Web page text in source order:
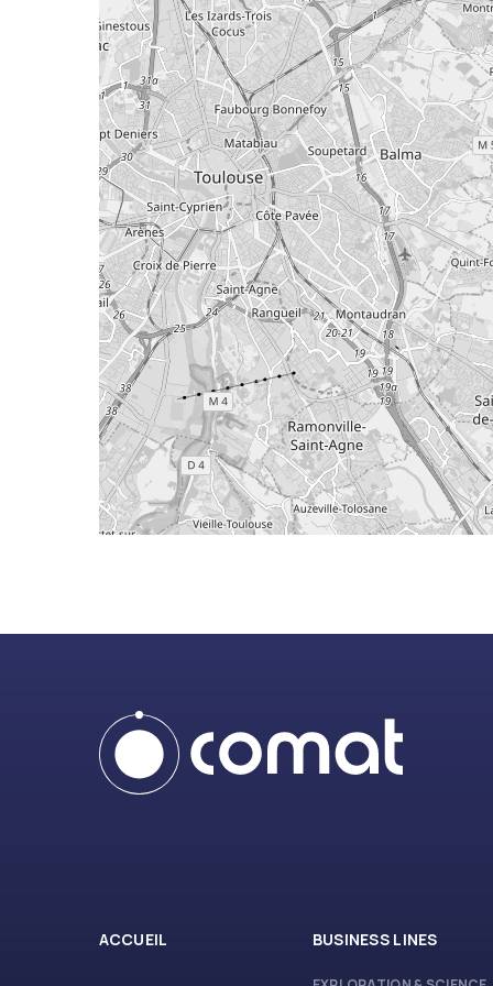
ACCUEIL BUSINESS LINES